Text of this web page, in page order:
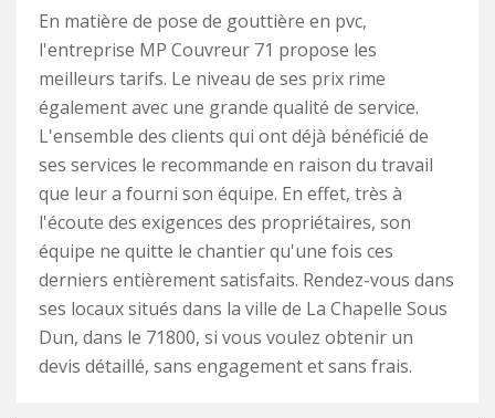
En matière de pose de gouttière en pvc,
l'entreprise MP Couvreur 71 propose les
meilleurs tarifs. Le niveau de ses prix rime
également avec une grande qualité de service.
L'ensemble des clients qui ont déjà bénéficié de
ses services le recommande en raison du travail
que leur a fourni son équipe. En effet, très à
l'écoute des exigences des propriétaires, son
équipe ne quitte le chantier qu'une fois ces
derniers entièrement satisfaits. Rendez-vous dans
ses locaux situés dans la ville de La Chapelle Sous
Dun, dans le 71800, si vous voulez obtenir un
devis détaillé, sans engagement et sans frais.